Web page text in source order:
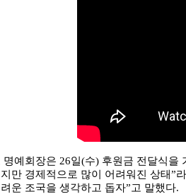
명예회장은 26일(수) 후원금 전달식을
만 경제적으로 많이 어려워진 상태”
운 조국을 생각하고 돕자”고 말했다.